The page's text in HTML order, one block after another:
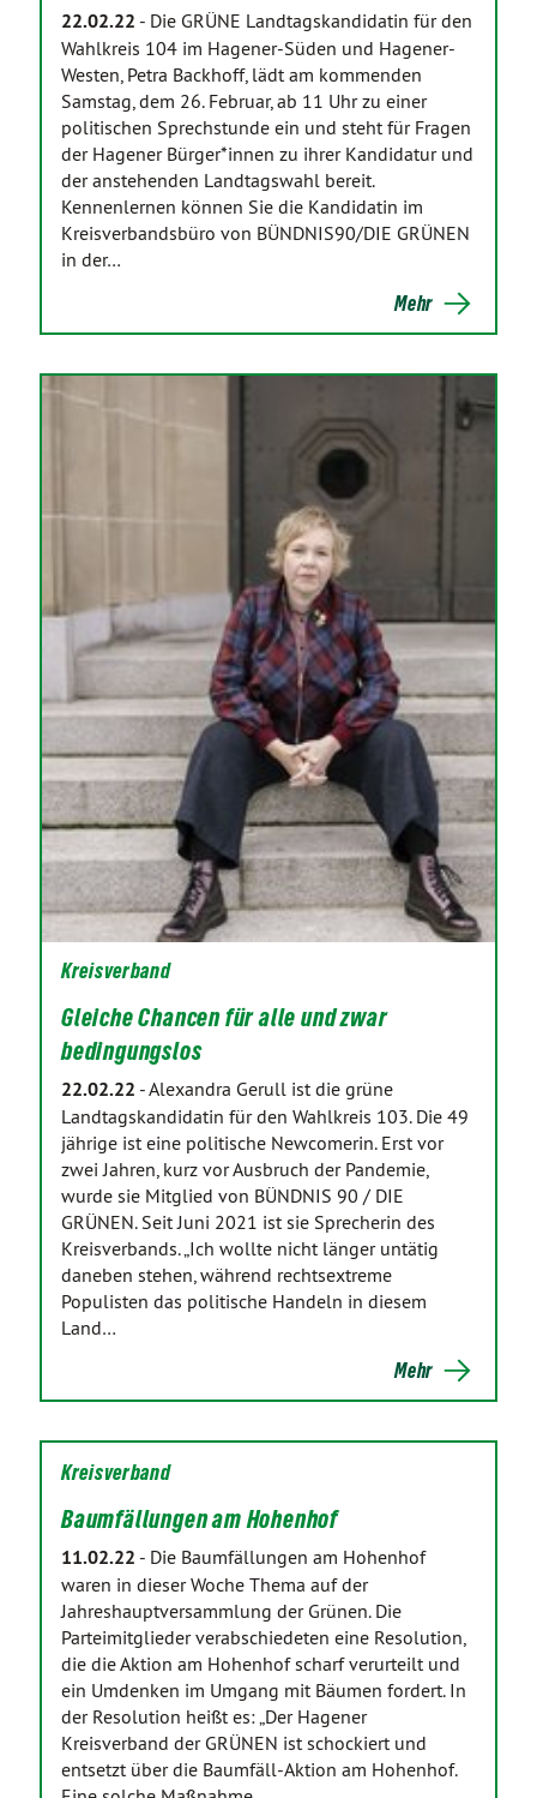
22.02.22 - Die GRÜNE Landtagskandidatin für den
Wahlkreis 104 im Hagener-Süden und Hagener-
Westen, Petra Backhoff, lädt am kommenden
Samstag, dem 26. Februar, ab 11 Uhr zu einer
politischen Sprechstunde ein und steht für Fragen
der Hagener Bürger*innen zu ihrer Kandidatur und
der anstehenden Landtagswahl bereit.
Kennenlernen können Sie die Kandidatin im
Kreisverbandsbüro von BÜNDNIS90/DIE GRÜNEN
in der…
Mehr
Kreisverband
Gleiche Chancen für alle und zwar
bedingungslos
22.02.22 -Alexandra Gerull ist die grüne
Landtagskandidatin für den Wahlkreis 103. Die 49
jährige ist eine politische Newcomerin. Erst vor
zwei Jahren, kurz vor Ausbruch der Pandemie,
wurde sie Mitglied von BÜNDNIS 90 / DIE
GRÜNEN. Seit Juni 2021 ist sie Sprecherin des
Kreisverbands. „Ich wollte nicht länger untätig
daneben stehen, während rechtsextreme
Populisten das politische Handeln in diesem
Land…
Mehr
Kreisverband
Baumfällungen am Hohenhof
11.02.22 - Die Baumfällungen am Hohenhof
waren in dieser Woche Thema auf der
Jahreshauptversammlung der Grünen. Die
Parteimitglieder verabschiedeten eine Resolution,
die die Aktion am Hohenhof scharf verurteilt und
ein Umdenken im Umgang mit Bäumen fordert. In
der Resolution heißt es: „Der Hagener
Kreisverband der GRÜNEN ist schockiert und
entsetzt über die Baumfäll-Aktion am Hohenhof.